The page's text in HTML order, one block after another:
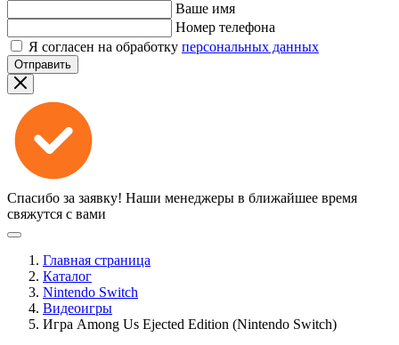
Ваше имя
Номер телефона
Я согласен на обработку персональных данных
Отправить
Спасибо за заявку! Наши менеджеры в ближайшее время
свяжутся с вами
Главная страница
Каталог
Nintendo Switch
Видеоигры
Игра Among Us Ejected Edition (Nintendo Switch)